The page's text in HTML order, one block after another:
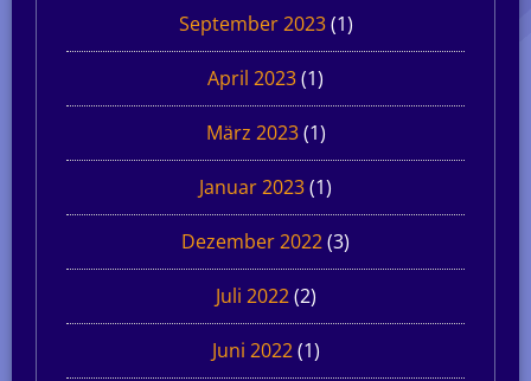
September 2023(1)
April 2023(1)
März 2023(1)
Januar 2023(1)
Dezember 2022(3)
Juli 2022(2)
Juni 2022(1)